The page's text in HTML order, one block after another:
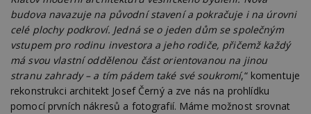
budova navazuje na původní stavení a pokračuje i na úrovni
celé plochy podkroví. Jedná se o jeden dům se společným
vstupem pro rodinu investora a jeho rodiče, přičemž každý
má svou vlastní oddělenou část orientovanou na jinou
stranu zahrady – a tím pádem také své soukromí,“ komentuje
rekonstrukci architekt Josef Černý a zve nás na prohlídku
pomocí prvních nákresů a fotografií. Máme možnost srovnat